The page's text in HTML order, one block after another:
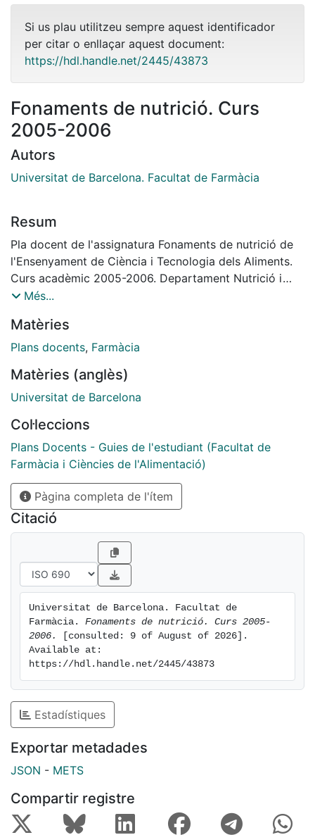
Si us plau utilitzeu sempre aquest identificador
per citar o enllaçar aquest document:
https://hdl.handle.net/2445/43873
Fonaments de nutrició. Curs
2005-2006
Autors
Universitat de Barcelona. Facultat de Farmàcia
Resum
Pla docent de l'assignatura Fonaments de nutrició de
l'Ensenyament de Ciència i Tecnologia dels Aliments.
Curs acadèmic 2005-2006. Departament Nutrició i
Bromatologia.
Més...
Matèries
Plans docents, Farmàcia
Matèries (anglès)
Universitat de Barcelona
Col·leccions
Plans Docents - Guies de l'estudiant (Facultat de
Farmàcia i Ciències de l'Alimentació)
Pàgina completa de l'ítem
Citació
Universitat de Barcelona. Facultat de
Farmàcia. Fonaments de nutrició. Curs 2005-
2006.
[consulted: 9 of August of 2026].
Available at:
https://hdl.handle.net/2445/43873
Estadístiques
Exportar metadades
JSON - METS
Compartir registre